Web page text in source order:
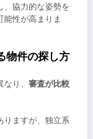
、協力的な姿勢を
性が高まりま
物件の探し方
り、 審査が比較
りますが、独立系